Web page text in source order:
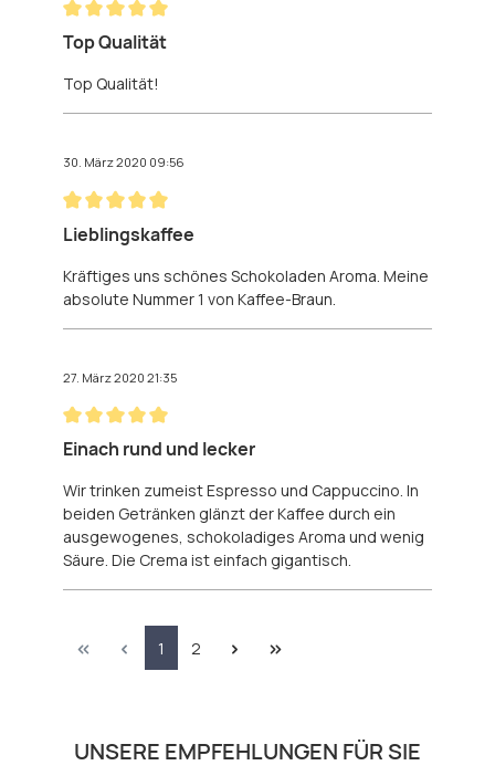
Bewertung mit 5 von 5 Sternen
Top Qualität
Top Qualität!
30. März 2020 09:56
Bewertung mit 5 von 5 Sternen
Lieblingskaffee
Kräftiges uns schönes Schokoladen Aroma. Meine
absolute Nummer 1 von Kaffee-Braun.
27. März 2020 21:35
Bewertung mit 5 von 5 Sternen
Einach rund und lecker
Wir trinken zumeist Espresso und Cappuccino. In
beiden Getränken glänzt der Kaffee durch ein
ausgewogenes, schokoladiges Aroma und wenig
Säure. Die Crema ist einfach gigantisch.
Seite
1 Seite
2
Produktgalerie überspringen
UNSERE EMPFEHLUNGEN FÜR SIE